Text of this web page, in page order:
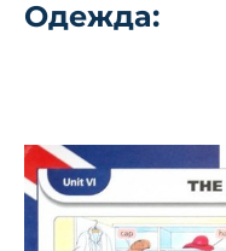
Одежда: